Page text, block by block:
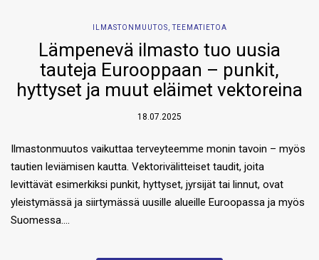
ILMASTONMUUTOS,TEEMATIETOA
Lämpenevä ilmasto tuo uusia
tauteja Eurooppaan – punkit,
hyttyset ja muut eläimet vektoreina
18.07.2025
Ilmastonmuutos vaikuttaa terveyteemme monin tavoin – myös
tautien leviämisen kautta. Vektorivälitteiset taudit, joita
levittävät esimerkiksi punkit, hyttyset, jyrsijät tai linnut, ovat
yleistymässä ja siirtymässä uusille alueille Euroopassa ja myös
Suomessa….